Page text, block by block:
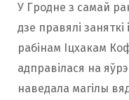
У Гродне з самай
дзе правялі
рабінам Іцхакам
адправілася на
наведала магілы